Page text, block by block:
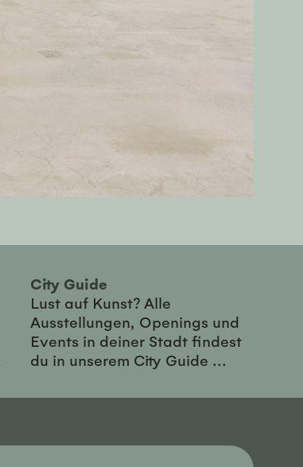
City Guide
Lust auf Kunst? Alle
Ausstellungen, Openings und
Events in deiner Stadt findest
du in unserem City Guide ...